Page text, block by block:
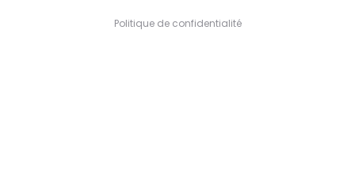
Politique de confidentialité